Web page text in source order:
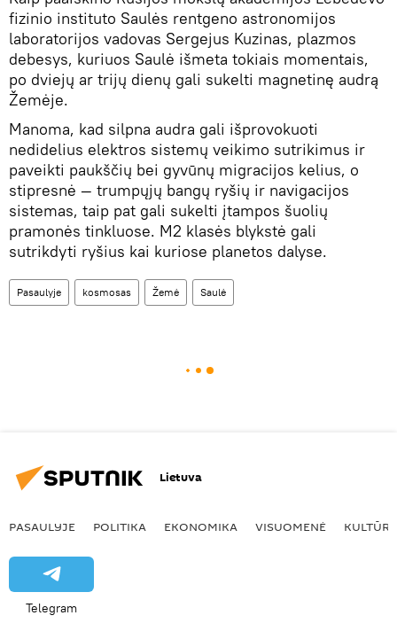
fizinio instituto Saulės rentgeno astronomijos
laboratorijos vadovas Sergejus Kuzinas, plazmos
debesys, kuriuos Saulė išmeta tokiais momentais,
po dviejų ar trijų dienų gali sukelti magnetinę audrą
Žemėje.
Manoma, kad silpna audra gali išprovokuoti
nedidelius elektros sistemų veikimo sutrikimus ir
paveikti paukščių bei gyvūnų migracijos kelius, o
stipresnė — trumpųjų bangų ryšių ir navigacijos
sistemas, taip pat gali sukelti įtampos šuolių
pramonės tinkluose. M2 klasės blykstė gali
sutrikdyti ryšius kai kuriose planetos dalyse.
Pasaulyje kosmosas Žemė Saulė
Lietuva
PASAULYJE POLITIKA EKONOMIKA VISUOMENĖ KULTŪRA
Telegram